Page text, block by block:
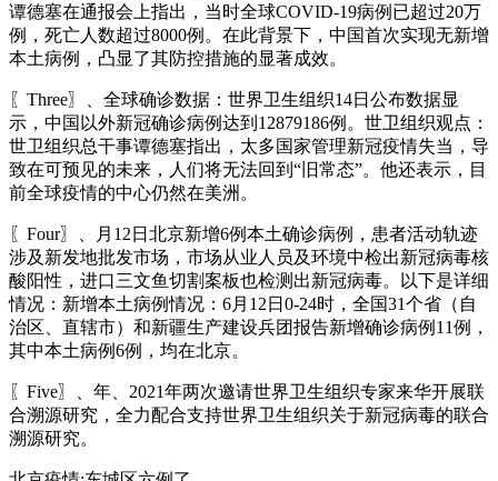
谭德塞在通报会上指出，当时全球COVID-19病例已超过20万
例，死亡人数超过8000例。在此背景下，中国首次实现无新增
本土病例，凸显了其防控措施的显著成效。
〖Three〗、全球确诊数据：世界卫生组织14日公布数据显
示，中国以外新冠确诊病例达到12879186例。世卫组织观点：
世卫组织总干事谭德塞指出，太多国家管理新冠疫情失当，导
致在可预见的未来，人们将无法回到“旧常态”。他还表示，目
前全球疫情的中心仍然在美洲。
〖Four〗、月12日北京新增6例本土确诊病例，患者活动轨迹
涉及新发地批发市场，市场从业人员及环境中检出新冠病毒核
酸阳性，进口三文鱼切割案板也检测出新冠病毒。以下是详细
情况：新增本土病例情况：6月12日0-24时，全国31个省（自
治区、直辖市）和新疆生产建设兵团报告新增确诊病例11例，
其中本土病例6例，均在北京。
〖Five〗、年、2021年两次邀请世界卫生组织专家来华开展联
合溯源研究，全力配合支持世界卫生组织关于新冠病毒的联合
溯源研究。